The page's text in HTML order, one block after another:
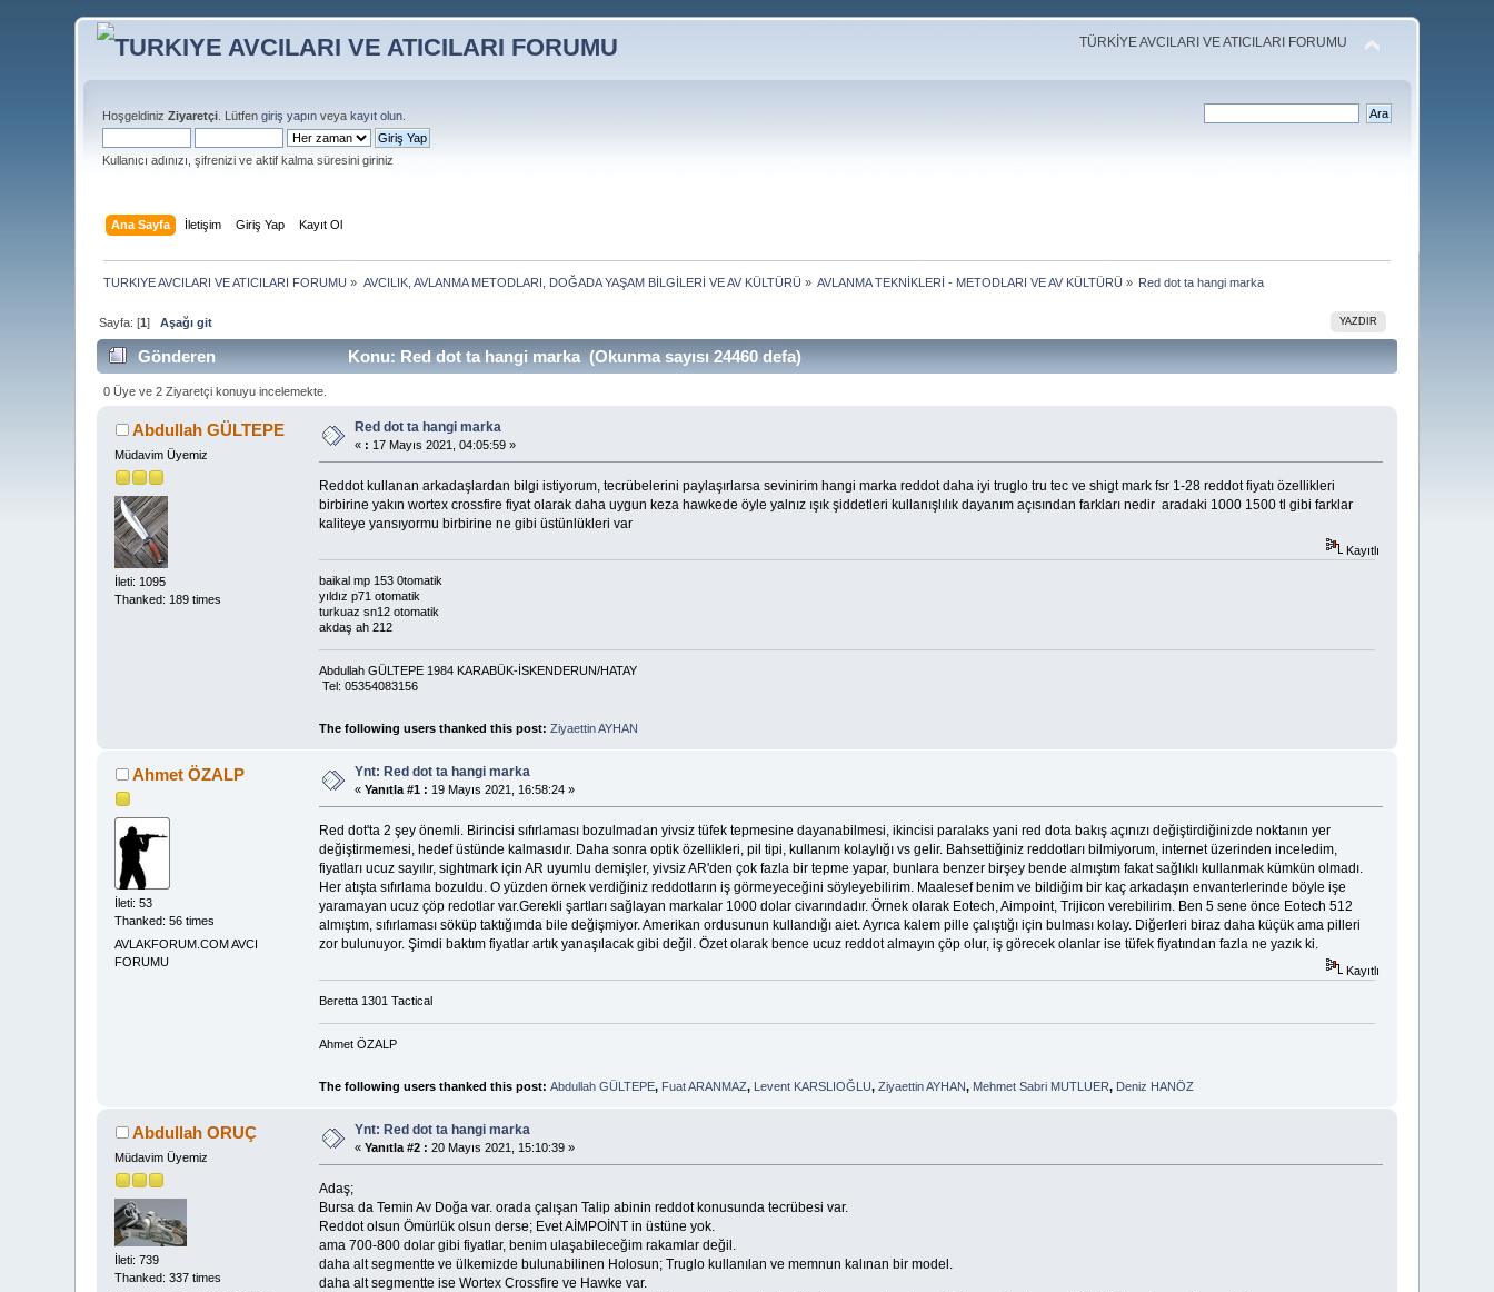
TÜRKİYE AVCILARI VE ATICILARI FORUMU
HoşgeldinizZiyaretçi . Lütfengiriş yapın veyakayıt olun
Kullanıcı adınızı, şifrenizi ve aktif kalma süresini giriniz
Ana Sayfa İletişim Giriş Yap Kayıt Ol
TURKIYE AVCILARI VE ATICILARI FORUMU » AVCILIK, AVLANMA METODLARI, DOĞADA YAŞAM BİLGİLERİ VE AV KÜLTÜRÜ » AVLANMA TEKNİKLERİ - METODLARI VE AV KÜLTÜRÜ » Red dot ta hangi marka
YAZDIR
Sayfa: [1]Aşağı git
Gönderen Konu: Red dot ta hangi marka (Okunma sayısı 24460 defa)
0 Üye ve 2 Ziyaretçi konuyu incelemekte.
Abdullah GÜLTEPE
Müdavim Üyemiz
İleti: 1095
Thanked: 189 times
Red dot ta hangi marka
« : 17 Mayıs 2021, 04:05:59 »
Reddot kullanan arkadaşlardan bilgi istiyorum, tecrübelerini paylaşırlarsa sevinirim hangi marka reddot daha iyi truglo tru tec ve shigt mark fsr 1-28 reddot fiyatı özellikleri
birbirine yakın wortex crossfire fiyat olarak daha uygun keza hawkede öyle yalnız ışık şiddetleri kullanışlılık dayanım açısından farkları nedir aradaki 1000 1500 tl gibi farklar
kaliteye yansıyormu birbirine ne gibi üstünlükleri var
Kayıtlı
baikal mp 153 0tomatik
yıldız p71 otomatik
turkuaz sn12 otomatik
akdaş ah 212
Abdullah GÜLTEPE 1984 KARABÜK-İSKENDERUN/HATAY
Tel: 05354083156
The following users thanked this post: Ziyaettin AYHAN
Ahmet ÖZALP
İleti: 53
Thanked: 56 times
AVLAKFORUM.COM AVCI
FORUMU
Ynt: Red dot ta hangi marka
«Yanıtla #1 : 19 Mayıs 2021, 16:58:24 »
Red dot'ta 2 şey önemli. Birincisi sıfırlaması bozulmadan yivsiz tüfek tepmesine dayanabilmesi, ikincisi paralaks yani red dota bakış açınızı değiştirdiğinizde noktanın yer
değiştirmemesi, hedef üstünde kalmasıdır. Daha sonra optik özellikleri, pil tipi, kullanım kolaylığı vs gelir. Bahsettiğiniz reddotları bilmiyorum, internet üzerinden inceledim,
fiyatları ucuz sayılır, sightmark için AR uyumlu demişler, yivsiz AR'den çok fazla bir tepme yapar, bunlara benzer birşey bende almıştım fakat sağlıklı kullanmak kümkün olmadı.
Her atışta sıfırlama bozuldu. O yüzden örnek verdiğiniz reddotların iş görmeyeceğini söyleyebilirim. Maalesef benim ve bildiğim bir kaç arkadaşın envanterlerinde böyle işe
yaramayan ucuz çöp redotlar var.Gerekli şartları sağlayan markalar 1000 dolar civarındadır. Örnek olarak Eotech, Aimpoint, Trijicon verebilirim. Ben 5 sene önce Eotech 512
almıştım, sıfırlaması söküp taktığımda bile değişmiyor. Amerikan ordusunun kullandığı aiet. Ayrıca kalem pille çalıştığı için bulması kolay. Diğerleri biraz daha küçük ama pilleri
zor bulunuyor. Şimdi baktım fiyatlar artık yanaşılacak gibi değil. Özet olarak bence ucuz reddot almayın çöp olur, iş görecek olanlar ise tüfek fiyatından fazla ne yazık ki.
Kayıtlı
Beretta 1301 Tactical
Ahmet ÖZALP
The following users thanked this post: Abdullah GÜLTEPE, Fuat ARANMAZ, Levent KARSLIOĞLU, Ziyaettin AYHAN, Mehmet Sabri MUTLUER, Deniz HANÖZ
Abdullah ORUÇ
Müdavim Üyemiz
İleti: 739
Thanked: 337 times
Ynt: Red dot ta hangi marka
«Yanıtla #2 : 20 Mayıs 2021, 15:10:39 »
Adaş;
Bursa da Temin Av Doğa var. orada çalışan Talip abinin reddot konusunda tecrübesi var.
Reddot olsun Ömürlük olsun derse; Evet AİMPOİNT in üstüne yok.
ama 700-800 dolar gibi fiyatlar, benim ulaşabileceğim rakamlar değil.
daha alt segmentte ve ülkemizde bulunabilinen Holosun; Truglo kullanılan ve memnun kalınan bir model.
daha alt segmentte ise Wortex Crossfire ve Hawke var.